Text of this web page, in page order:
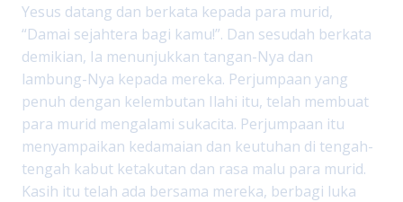
Yesus datang dan berkata kepada para murid,
“Damai sejahtera bagi kamu!”. Dan sesudah berkata
demikian, Ia menunjukkan tangan-Nya dan
lambung-Nya kepada mereka. Perjumpaan yang
penuh dengan kelembutan Ilahi itu, telah membuat
para murid mengalami sukacita. Perjumpaan itu
menyampaikan kedamaian dan keutuhan di tengah-
tengah kabut ketakutan dan rasa malu para murid.
Kasih itu telah ada bersama mereka, berbagi luka